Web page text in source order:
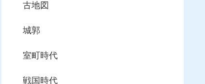
古地図
城郭
室町時代
戦国時代